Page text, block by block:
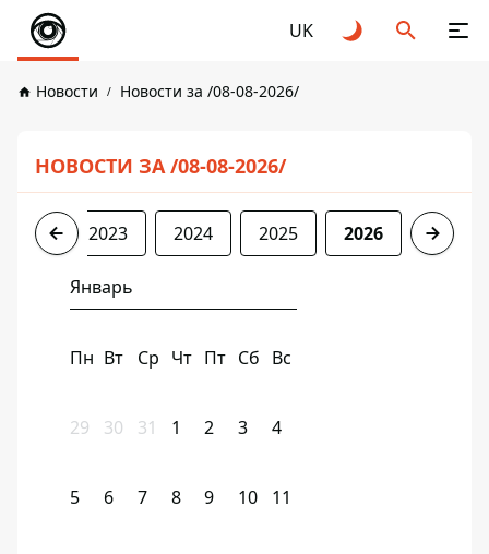
UK
Новости Новости за /08-08-2026/
НОВОСТИ ЗА /08-08-2026/
2022 2023 2024 2025 2026
Январь
Пн Вт Ср Чт Пт Сб Вс
29 30 31 1 2 3 4
5 6 7 8 9 10 11